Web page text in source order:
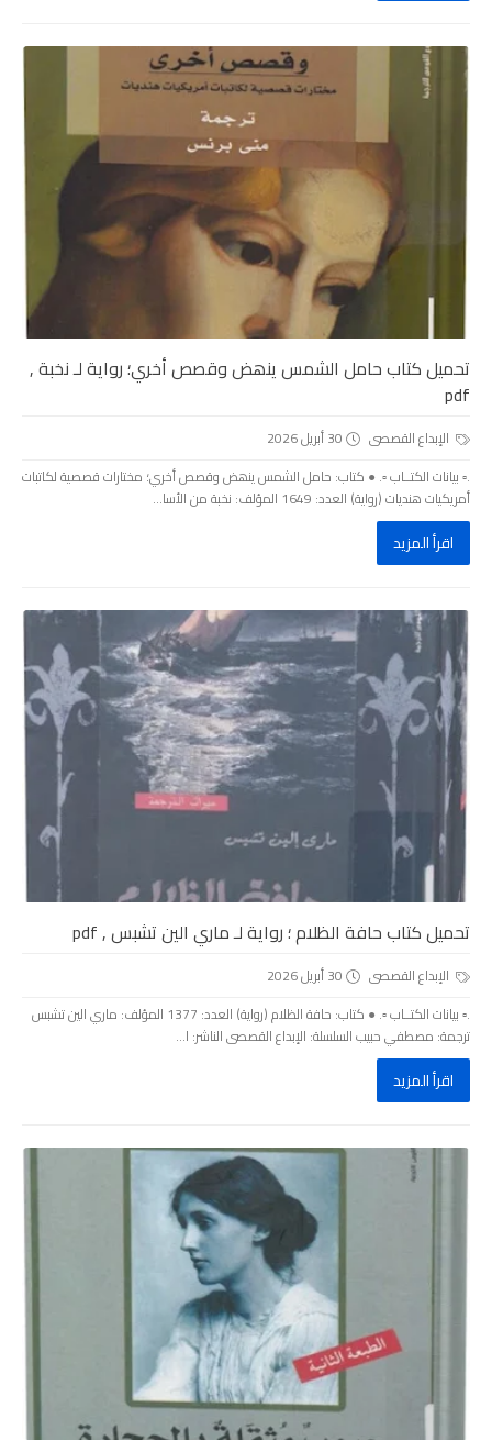
تحميل كتاب حامل الشمس ينھض وقصص أخري؛ رواية لـ نخبة ,
pdf
الإبداع القصصى
30 أبريل 2026
.▫️ بيانات الكتــاب ▫️. ● كتاب: حامل الشمس ينھض وقصص أخري؛ مختارات قصصية لكاتبات
أمريكيات ھنديات (رواية) العدد: 1649 المؤلف: نخبة من الأسا...
اقرأ المزيد
تحميل كتاب حافة الظلام ؛ رواية لـ ماري الين تشبس , pdf
الإبداع القصصى
30 أبريل 2026
.▫️ بيانات الكتــاب ▫️. ● كتاب: حافة الظلام (رواية) العدد: 1377 المؤلف: ماري الين تشبس
ترجمة: مصطفي حبيب السلسلة: الإبداع القصصى الناشر: ا...
اقرأ المزيد